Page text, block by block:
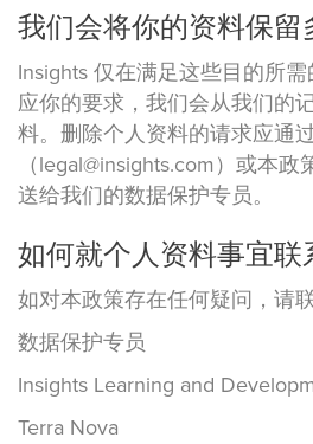
我们会将你的资料保留
Insights 仅在满足这些目的所需
应你的要求，我们会从我们的
料。删除个人资料的请求应通
（legal@insights.com）或本
送给我们的数据保护专员。
如何就个人资料事宜联
如对本政策存在任何疑问，请
数据保护专员
Insights Learning and
Terra Nova